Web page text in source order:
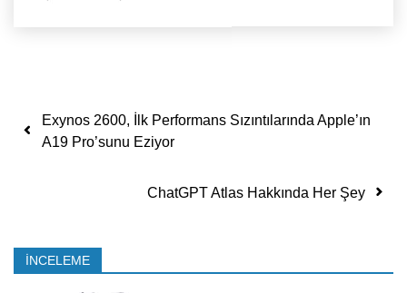
Yazı dolaşımı
Exynos 2600, İlk Performans Sızıntılarında Apple’ın
A19 Pro’sunu Eziyor
ChatGPT Atlas Hakkında Her Şey
İNCELEME